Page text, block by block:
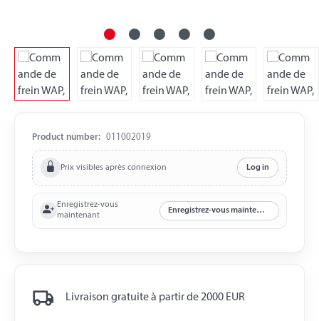
Product number: 011002019
Prix visibles après connexion Log in
Enregistrez-vous
maintenant
Enregistrez-vous maintenant
Livraison gratuite à partir de 2000 EUR